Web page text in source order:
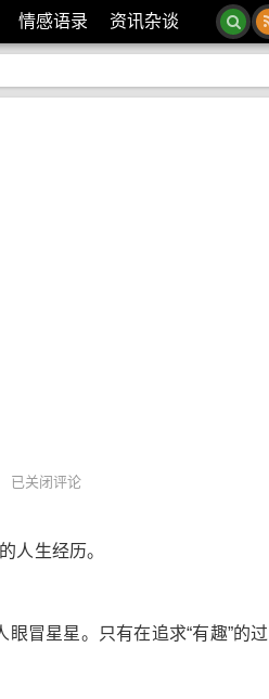
情感语录 资讯杂谈
已关闭评论
人生经历。
冒星星。只有在追求“有趣”的